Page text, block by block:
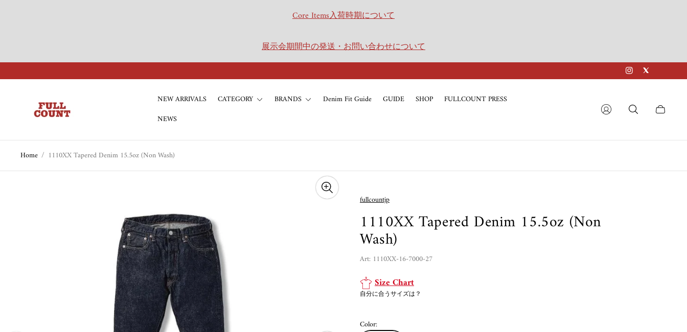
Core Items入荷時期について
展示会期間中の発送・お問い合わせについて
NEW ARRIVALS CATEGORY BRANDS Denim Fit Guide GUIDE SHOP
FULLCOUNT PRESS
NEWS
Cart
Home / 1110XX Tapered Denim 15.5oz (Non Wash)
fullcountjp
1110XX Tapered Denim 15.5oz (Non
Wash)
Art: 1110XX-16-7000-27
Size Chart
自分に合うサイズは？
Color: